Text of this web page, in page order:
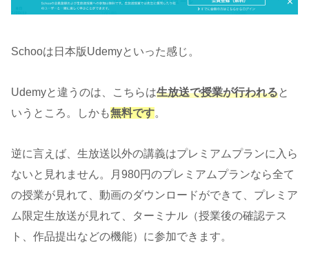
Schooは日本版Udemyといった感じ。
Udemyと違うのは、こちらは生放送で授業が行われると
いうところ。しかも無料です。
逆に言えば、生放送以外の講義はプレミアムプランに入ら
ないと見れません。月980円のプレミアムプランなら全て
の授業が見れて、動画のダウンロードができて、プレミア
ム限定生放送が見れて、ターミナル（授業後の確認テス
ト、作品提出などの機能）に参加できます。